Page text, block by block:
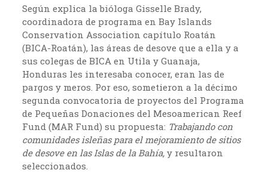
Según explica la bióloga Gisselle Brady,
coordinadora de programa en Bay Islands
Conservation Association capítulo Roatán
(BICA-Roatán), las áreas de desove que a ella y a
sus colegas de BICA en Utila y Guanaja,
Honduras les interesaba conocer, eran las de
pargos y meros. Por eso, sometieron a la décimo
segunda convocatoria de proyectos del Programa
de Pequeñas Donaciones del Mesoamerican Reef
Fund (MAR Fund) su propuesta: Trabajando con
comunidades isleñas para el mejoramiento de sitios
de desove en las Islas de la Bahía, y resultaron
seleccionados.